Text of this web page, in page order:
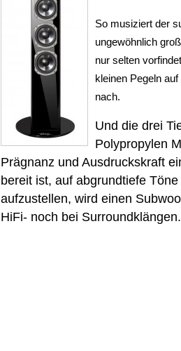
So musiziert der
ungewöhnlich
nur selten
kleinen Pegeln
nach.
Und die drei
Polypropylen
Prägnanz und Ausdruckskraft
bereit ist, auf abgrundtiefe
aufzustellen, wird einen
HiFi- noch bei Surroundklängen.